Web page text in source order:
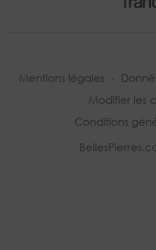
Mentions légales -
Modifier les
Conditions